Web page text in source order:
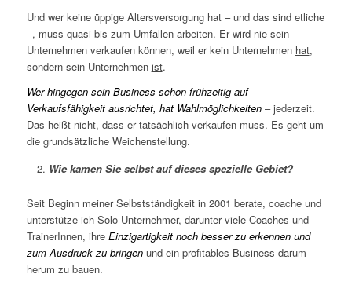
Und wer keine üppige Altersversorgung hat – und das sind etliche
–, muss quasi bis zum Umfallen arbeiten. Er wird nie sein
Unternehmen verkaufen können, weil er kein Unternehmen hat,
sondern sein Unternehmen ist.
Wer hingegen sein Business schon frühzeitig auf
Verkaufsfähigkeit ausrichtet, hat Wahlmöglichkeiten– jederzeit.
Das heißt nicht, dass er tatsächlich verkaufen muss. Es geht um
die grundsätzliche Weichenstellung.
Wie kamen Sie selbst auf dieses spezielle Gebiet?
Seit Beginn meiner Selbstständigkeit in 2001 berate, coache und
unterstütze ich Solo-Unternehmer, darunter viele Coaches und
TrainerInnen, ihre Einzigartigkeit noch besser zu erkennen und
zum Ausdruck zu bringenund ein profitables Business darum
herum zu bauen.